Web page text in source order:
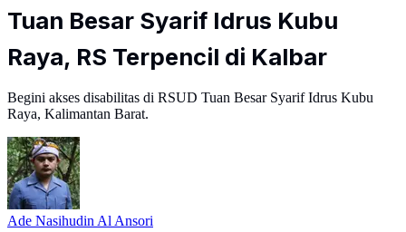
Tuan Besar Syarif Idrus Kubu
Raya, RS Terpencil di Kalbar
Begini akses disabilitas di RSUD Tuan Besar Syarif Idrus Kubu
Raya, Kalimantan Barat.
Ade Nasihudin Al Ansori